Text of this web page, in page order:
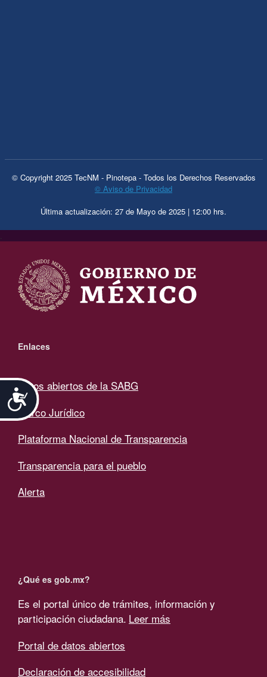
Accesibilidad
© Copyright 2025 TecNM - Pinotepa - Todos los Derechos Reservados
© Aviso de Privacidad
Última actualización: 27 de Mayo de 2025 | 12:00 hrs.
.
Enlaces
Datos abiertos de la SABG
Marco Jurídico
Plataforma Nacional de Transparencia
Transparencia para el pueblo
Alerta
¿Qué es gob.mx?
Es el portal único de trámites, información y
participación ciudadana. Leer más
Portal de datos abiertos
Declaración de accesibilidad